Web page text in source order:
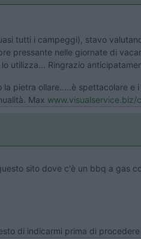
tutti i campeggi), stavo
pressante nelle giornate di
utilizza... Ringrazio
pietra ollare.....è spettacolare
Max www.visualservice.biz/
sito dove c'è un bbq a gas
di indicarmi prima di